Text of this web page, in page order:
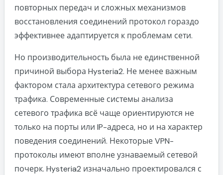
повторных передач и сложных механизмов
восстановления соединений протокол гораздо
эффективнее адаптируется к проблемам сети.
Но производительность была не единственной
причиной выбора Hysteria2. Не менее важным
фактором стала архитектура сетевого режима
трафика. Современные системы анализа
сетевого трафика всё чаще ориентируются не
только на порты или IP-адреса, но и на характер
поведения соединений. Некоторые VPN-
протоколы имеют вполне узнаваемый сетевой
почерк. Hysteria2 изначально проектировался с